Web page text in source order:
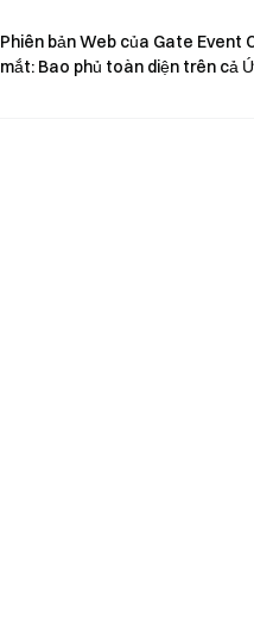
Phiên bản Web của Gate Event
mắt: Bao phủ toàn diện trên cả